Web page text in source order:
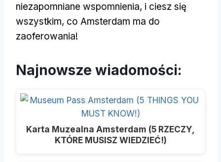
niezapomniane wspomnienia, i ciesz się
wszystkim, co Amsterdam ma do
zaoferowania!
Najnowsze wiadomości:
Karta Muzealna Amsterdam (5 RZECZY,
KTÓRE MUSISZ WIEDZIEĆ!)